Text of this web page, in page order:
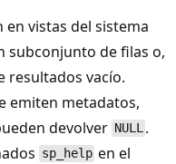
en vistas del sistema
subconjunto de filas o,
resultados vacío.
emiten metadatos,
devolver NULL .
sp_help en el